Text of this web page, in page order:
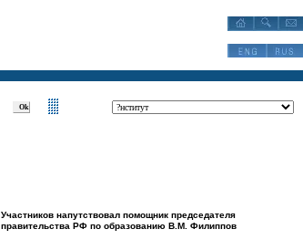
Участников напутствовал помощник председателя
правительства РФ по образованию В.М. Филиппов